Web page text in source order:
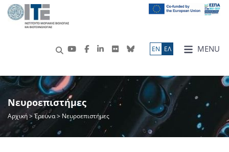
MENU
ΕN ΕΛ
Νευροεπιστήμες
Αρχική>Έρευνα> Νευροεπιστήμες